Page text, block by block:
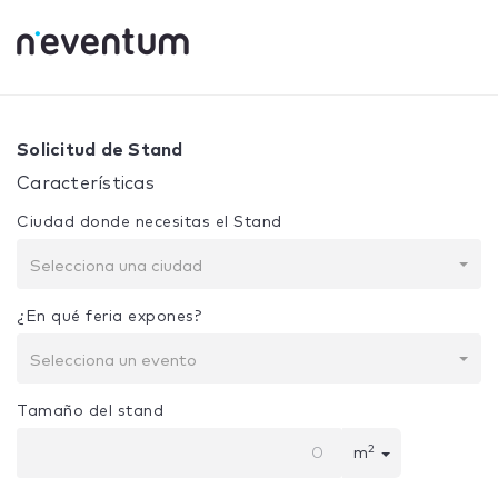
Tu selección: Diseño + Construcción
Solicitud de Stand
Características
Ciudad donde necesitas el Stand
Selecciona una ciudad
¿En qué feria expones?
Selecciona un evento
Tamaño del stand
m2